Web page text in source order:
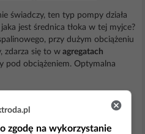
świadczy, ten typ pompy działa
jest średnica tłoka w tej myjce?
przy dużym obciążeniu
zdarza się to w agregatach
pod obciążeniem. Optymalna
zgodę na wykorzystanie